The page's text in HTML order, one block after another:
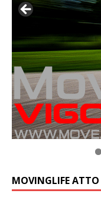
Klik op de foto voor
MOVINGLIFE ATTO